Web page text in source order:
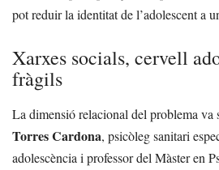
pot reduir la identitat de l’adolescent a
Xarxes socials, cervell
fràgils
La dimensió relacional del problema va
Torres Cardona, psicòleg sanitari
adolescència i professor del Màster en